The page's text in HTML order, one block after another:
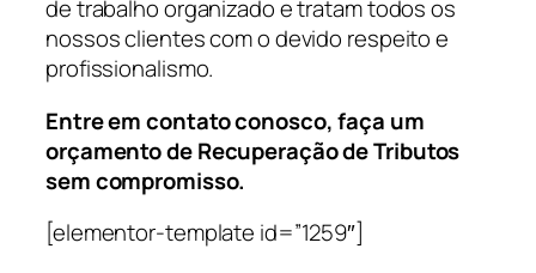
de trabalho organizado e tratam todos os
nossos clientes com o devido respeito e
profissionalismo.
Entre em contato conosco, faça um
orçamento de Recuperação de Tributos
sem compromisso.
[elementor-template id=”1259″]